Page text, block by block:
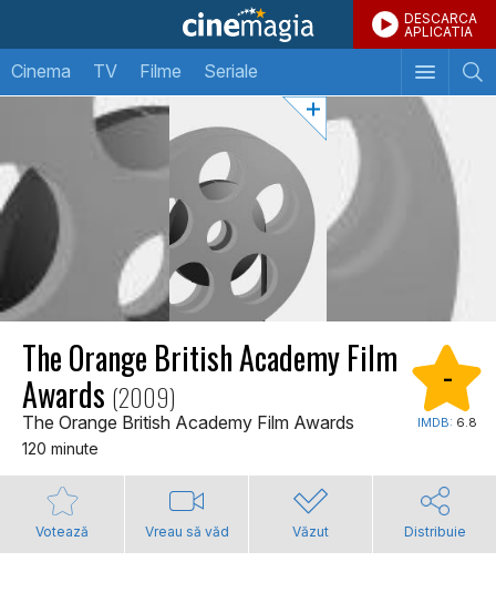
DESCARCA
APLICATIA
Cinema TV Filme Seriale
The Orange British Academy Film
Awards (2009)
The Orange British Academy Film Awards
120 minute
-
IMDB: 6.8
Votează Vreau să văd Văzut Distribuie